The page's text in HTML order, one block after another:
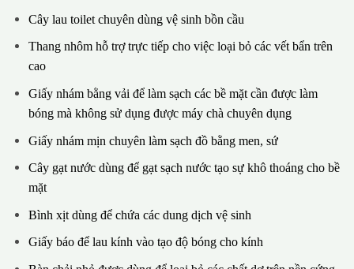
Cây lau toilet chuyên dùng vệ sinh bồn cầu
Thang nhôm hỗ trợ trực tiếp cho việc loại bỏ các vết bẩn trên
cao
Giấy nhám bằng vải để làm sạch các bề mặt cần được làm
bóng mà không sử dụng được máy chà chuyên dụng
Giấy nhám mịn chuyên làm sạch đồ bằng men, sứ
Cây gạt nước dùng để gạt sạch nước tạo sự khô thoáng cho bề
mặt
Bình xịt dùng để chứa các dung dịch vệ sinh
Giấy báo để lau kính vào tạo độ bóng cho kính